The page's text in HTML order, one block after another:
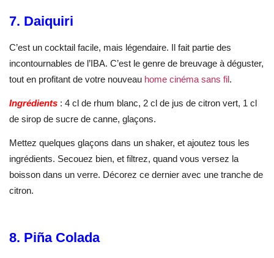
7. Daiquiri
C’est un cocktail facile, mais légendaire. Il fait partie des
incontournables de l’IBA. C’est le genre de breuvage à déguster,
tout en profitant de votre nouveau home cinéma sans fil.
Ingrédients : 4 cl de rhum blanc, 2 cl de jus de citron vert, 1 cl
de sirop de sucre de canne, glaçons.
Mettez quelques glaçons dans un shaker, et ajoutez tous les
ingrédients. Secouez bien, et filtrez, quand vous versez la
boisson dans un verre. Décorez ce dernier avec une tranche de
citron.
8. Piña Colada